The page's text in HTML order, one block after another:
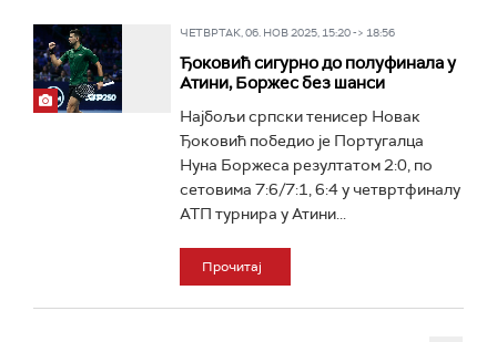
ЧЕТВРТАК, 06. НОВ 2025, 15:20 -> 18:56
Ђоковић сигурно до полуфинала у
Атини, Боржес без шанси
Најбољи српски тенисер Новак
Ђоковић победио је Португалца
Нуна Боржеса резултатом 2:0, по
сетовима 7:6/7:1, 6:4 у четвртфиналу
АТП турнира у Атини...
Прочитај